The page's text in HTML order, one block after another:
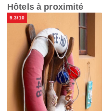
Hôtels à proximité
9.3/10